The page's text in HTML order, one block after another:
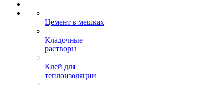
Цемент в мешках
Кладочные
растворы
Клей для
теплоизоляции